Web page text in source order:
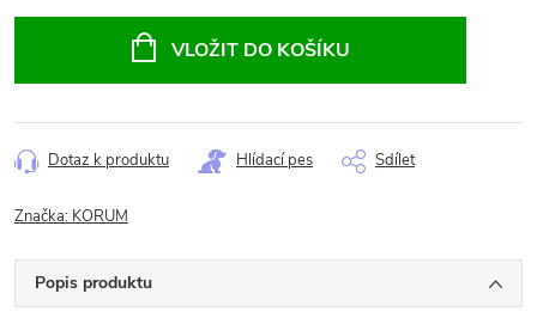
VLOŽIT DO KOŠÍKU
Dotaz k produktu Hlídací pes Sdílet
Značka: KORUM
Popis produktu